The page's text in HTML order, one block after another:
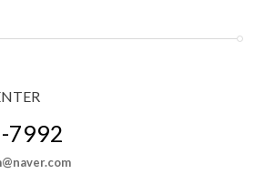
7992